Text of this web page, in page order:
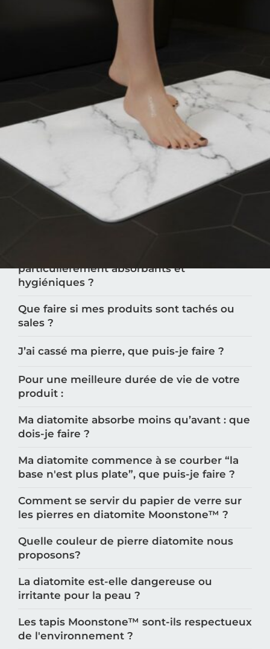
Qu'est-ce que la terre de diatomée ?
Qu'est-ce qui rend la diatomite
antimicrobienne ?
Les tapis Moonstone™️ sont-il vraiment
Comment utiliser mon tapis en diatomite
Moonstone™️?
Les tapis Moonstone™️ sont-ils adaptés aux
particulièrement absorbants et
hygiéniques ?
Que faire si mes produits sont tachés ou
sales ?
J’ai cassé ma pierre, que puis-je faire ?
Pour une meilleure durée de vie de votre
produit :
Ma diatomite absorbe moins qu’avant : que
dois-je faire ?
Ma diatomite commence à se courber “la
base n'est plus plate”, que puis-je faire ?
Comment se servir du papier de verre sur
les pierres en diatomite Moonstone™️ ?
Quelle couleur de pierre diatomite nous
proposons?
La diatomite est-elle dangereuse ou
irritante pour la peau ?
Les tapis Moonstone™️ sont-ils respectueux
de l'environnement ?